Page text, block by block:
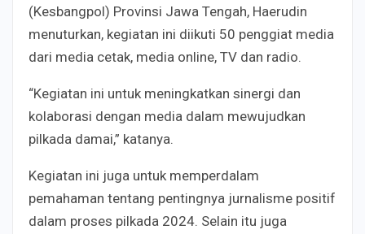
(Kesbangpol) Provinsi Jawa Tengah, Haerudin
menuturkan, kegiatan ini diikuti 50 penggiat media
dari media cetak, media online, TV dan radio.
“Kegiatan ini untuk meningkatkan sinergi dan
kolaborasi dengan media dalam mewujudkan
pilkada damai,” katanya.
Kegiatan ini juga untuk memperdalam
pemahaman tentang pentingnya jurnalisme positif
dalam proses pilkada 2024. Selain itu juga